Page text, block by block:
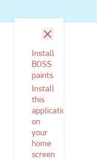
Install
BOSS
paints
Install
this
application
on
your
home
screen
sluit